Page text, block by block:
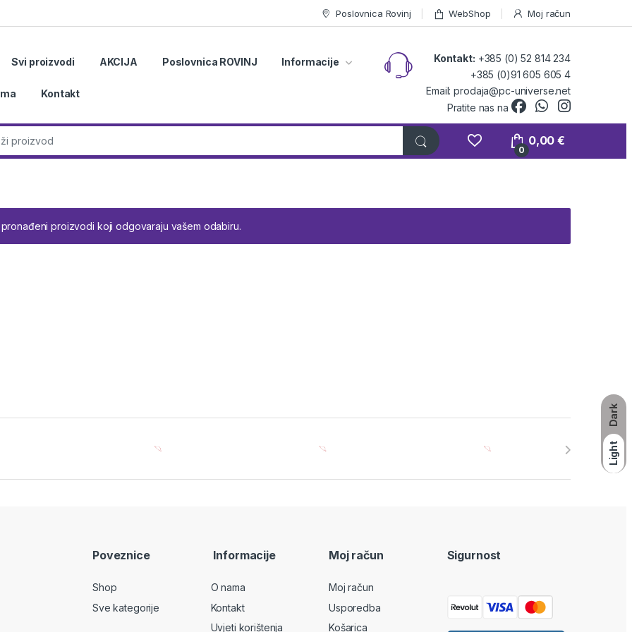
Dark
Light
Poslovnica Rovinj WebShop Moj račun
Svi proizvodi AKCIJA Poslovnica ROVINJ Informacije
Kontakt
Kontakt: +385 (0) 52 814 234
+385 (0)91 605 605 4
Email: prodaja@pc-universe.net
Pratite nas na
0
0,00€
pronađeni proizvodi koji odgovaraju vašem odabiru.
Poveznice
Shop
Sve kategorije
Informacije
O nama
Kontakt
Uvjeti korištenja
Moj račun
Moj račun
Usporedba
Košarica
Sigurnost